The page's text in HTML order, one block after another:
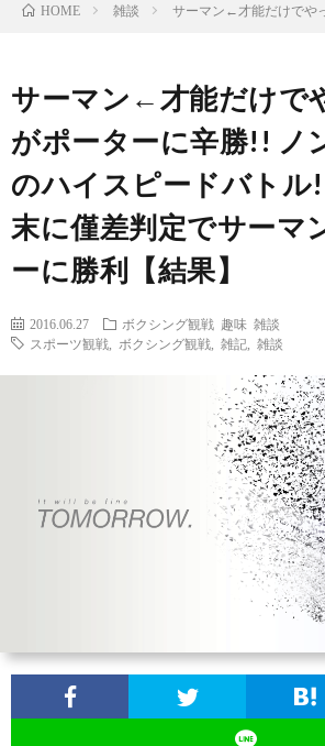
HOME 雑談 サーマン←才能だけでや
サーマン←才能だけで
がポーターに辛勝!! ノ
のハイスピードバトル
末に僅差判定でサーマ
ーに勝利【結果】
2016.06.27 ボクシング観戦 趣味 雑談
スポーツ観戦
ボクシング観戦 雑記 雑談